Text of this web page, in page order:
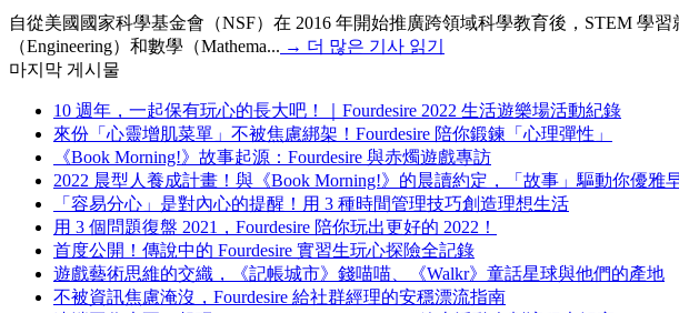
自從美國國家科學基金會（NSF）在 2016 年開始推廣跨領域科學教育後，STEM 學
（Engineering）和數學（Mathema... → 더 많은 기사 읽기
마지막 게시물
10 週年，一起保有玩心的長大吧！｜Fourdesire 2022 生活遊樂場活動紀錄
來份「心靈增肌菜單」不被焦慮綁架！Fourdesire 陪你鍛鍊「心理彈性」
《Book Morning!》故事起源：Fourdesire 與赤燭遊戲專訪
2022 晨型人養成計畫！與《Book Morning!》的晨讀約定，「故事」驅動你優雅
「容易分心」是對內心的提醒！用 3 種時間管理技巧創造理想生活
用 3 個問題復盤 2021，Fourdesire 陪你玩出更好的 2022！
首度公開！傳說中的 Fourdesire 實習生玩心探險全記錄
遊戲藝術思維的交織，《記帳城市》錢喵喵、《Walkr》童話星球與他們的產地
不被資訊焦慮淹沒，Fourdesire 給社群經理的安穩漂流指南